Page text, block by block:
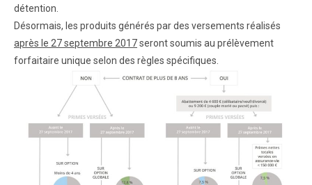
détention.
Désormais, les produits générés par des versements réalisés
après le 27 septembre 2017seront soumis au prélèvement
forfaitaire unique selon des règles spécifiques.